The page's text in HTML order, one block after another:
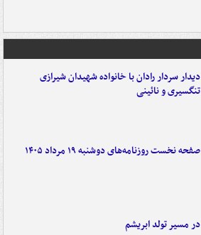
دیدار سردار رادان با خانواده‌ شهیدان شیرازی
تنگسیری و نائینی
صفحه نخست روزنامه‌های دوشنبه ۱۹ مرداد ۱۴۰۵
در مسیر تولد ابریشم